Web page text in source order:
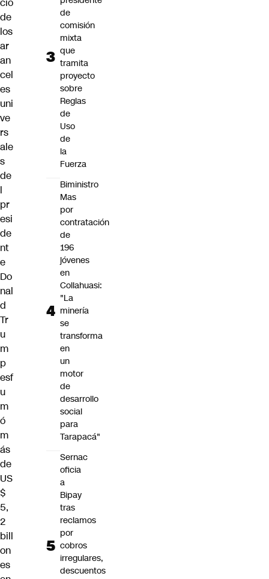
de
los
ar
an
cel
es
uni
ve
rs
ale
s
de
l
pr
esi
de
nt
e
Do
nal
d
Tr
u
m
p
esf
u
m
ó
m
ás
de
US
$
5,
2
bill
on
es
de
comisión
mixta
que
tramita
proyecto
sobre
Reglas
de
Uso
de
la
Fuerza
Biministro
Mas
por
contratación
de
196
jóvenes
en
Collahuasi:
"La
minería
se
transforma
en
un
motor
de
desarrollo
social
para
Tarapacá"
Sernac
oficia
a
Bipay
tras
reclamos
por
cobros
irregulares,
descuentos